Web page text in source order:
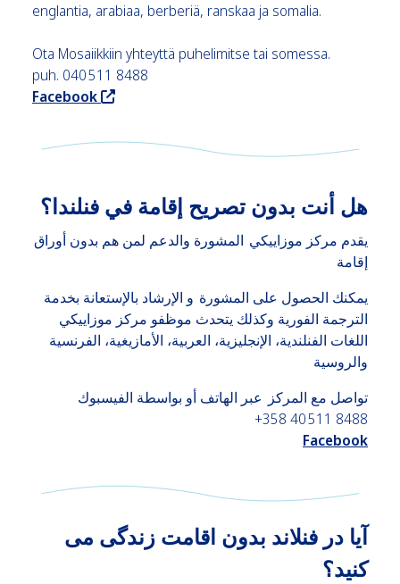
englantia, arabiaa, berberiä, ranskaa ja somalia.
Ota Mosaiikkiin yhteyttä puhelimitse tai somessa.
puh. 040 511 8488
Facebook, ohjaa sivuston ulkopuolelle
هل أنت بدون تصريح إقامة في فنلندا؟
يقدم مركز موزاييكي المشورة والدعم لمن هم بدون أوراق
إقامة
يمكنك الحصول على المشورة و الإرشاد بالإستعانة بخدمة
الترجمة الفورية وكذلك يتحدث موظفو مركز موزاييكي
اللغات الفنلندية، الإنجليزية، العربية، الأمازيغية، الفرنسية
والروسية
تواصل مع المركز عبر الهاتف أو بواسطة الفيسبوك
+358 40 511 8488
Facebook
آیا در فنلاند بدون اقامت زندگی می
کنید؟